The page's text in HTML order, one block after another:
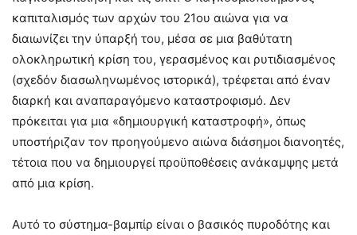
καπιταλισμός των αρχών του 21ου αιώνα για να
διαιωνίζει την ύπαρξή του, μέσα σε μια βαθύτατη
ολοκληρωτική κρίση του, γερασμένος και ρυτιδιασμένος
(σχεδόν διασωληνωμένος ιστορικά), τρέφεται από έναν
διαρκή και αναπαραγόμενο καταστροφισμό. Δεν
πρόκειται για μια «δημιουργική καταστροφή», όπως
υποστήριζαν τον προηγούμενο αιώνα διάσημοι διανοητές,
τέτοια που να δημιουργεί προϋποθέσεις ανάκαμψης μετά
από μια κρίση.
Αυτό το σύστημα-βαμπίρ είναι ο βασικός πυροδότης και